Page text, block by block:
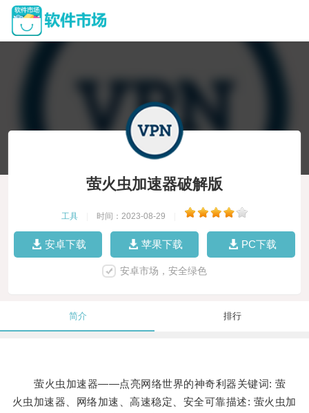
萤火虫加速器破解版
工具 时间：2023-08-29
安卓下载 苹果下载 PC下载
安卓市场，安全绿色
简介 排行
萤火虫加速器——点亮网络世界的神奇利器关键词: 萤
火虫加速器、网络加速、高速稳定、安全可靠描述: 萤火虫加